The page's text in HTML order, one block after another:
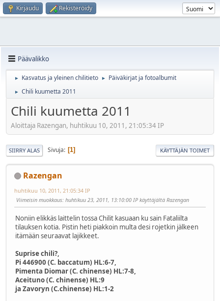
Kirjaudu Rekisteröidy
Päävalikko
► Kasvatus ja yleinen chilitieto ► Päiväkirjat ja fotoalbumit
► Chili kuumetta 2011
Chili kuumetta 2011
Aloittaja Razengan, huhtikuu 10, 2011, 21:05:34 IP
SIIRRY ALAS Sivuja 1 KÄYTTÄJÄN TOIMET
Razengan
huhtikuu 10, 2011, 21:05:34 IP
Viimeisin muokkaus: huhtikuu 23, 2011, 13:10:00 IP käyttäjältä Razengan
Noniin elikkäs laittelin tossa Chilit kasuaan ku sain Fataliilta
tilauksen kotia. Pistin heti piakkoin multa desi rojetkin jälkeen
itämään seuraavat lajikkeet.
Suprise chili?,
Pi 446900 (C. baccatum) HL:6-7,
Pimenta Diomar (C. chinense) HL:7-8,
Aceituno (C. chinense) HL:9
ja Zavoryn (C.chinense) HL:1-2